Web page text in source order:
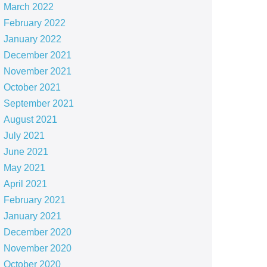
March 2022
February 2022
January 2022
December 2021
November 2021
October 2021
September 2021
August 2021
July 2021
June 2021
May 2021
April 2021
February 2021
January 2021
December 2020
November 2020
October 2020